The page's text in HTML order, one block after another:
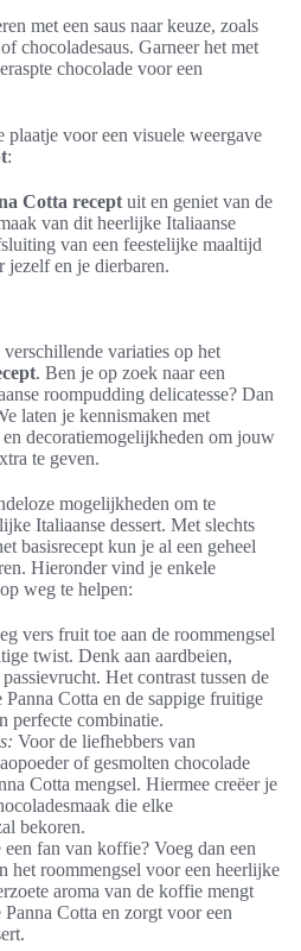
met een saus naar keuze, zoals
chocoladesaus. Garneer het met
chocolade voor een
voor een visuele weergave
:
Cotta recept uit en geniet van de
van dit heerlijke Italiaanse
van een feestelijke maaltijd
jezelf en je dierbaren.
variaties op het
. Ben je op zoek naar een
roompudding delicatesse? Dan
laten je kennismaken met
decoratiemogelijkheden om jouw
te geven.
mogelijkheden om te
Italiaanse dessert. Met slechts
basisrecept kun je al een geheel
Hieronder vind je enkele
weg te helpen:
vers fruit toe aan de roommengsel
twist. Denk aan aardbeien,
Het contrast tussen de
Cotta en de sappige fruitige
perfecte combinatie.
Voor de liefhebbers van
of gesmolten chocolade
Cotta mengsel. Hiermee creëer je
die elke
bekoren.
een fan van koffie? Voeg dan een
het roommengsel voor een heerlijke
aroma van de koffie mengt
Cotta en zorgt voor een